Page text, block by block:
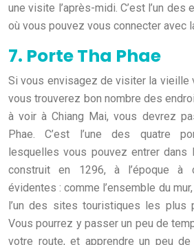
une visite l’après-midi. C’est l’un des
où vous pouvez vous connecter avec
7. Porte Tha Phae
Si vous envisagez de visiter la vieille
vous trouverez bon nombre des
à voir à Chiang Mai, vous devrez
Phae. C’est l’une des quatre
lesquelles vous pouvez entrer
construit en 1296, à l’époque à
évidentes : comme l’ensemble du mur,
l’un des sites touristiques les plus
Vous pourrez y passer un peu de
votre route, et apprendre un peu